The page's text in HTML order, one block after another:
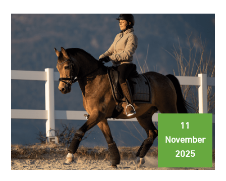
11
November
2025